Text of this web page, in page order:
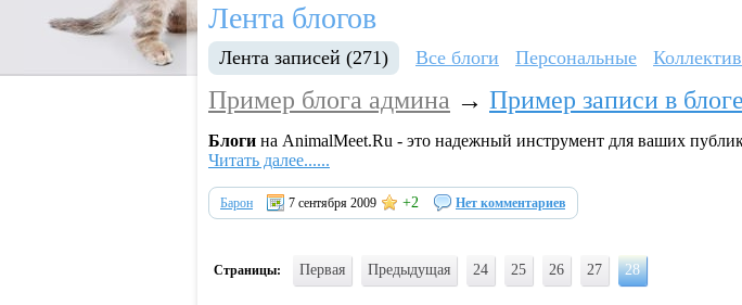
Лента блогов
Лента записей (271) Все блоги Персональные
Пример блога админа → Пример записи в блоге
Блоги на AnimalMeet.Ru - это надежный инструмент для ваших
Читать далее......
Барон 7 сентября 2009 +2 Нет комментариев
Страницы: Первая Предыдущая 24 25 26 27 28